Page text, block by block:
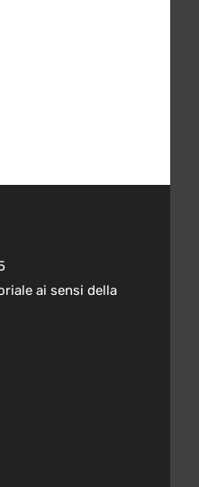
ai sensi della